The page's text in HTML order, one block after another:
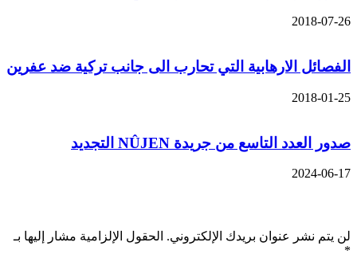
2018-07-26
الفصائل الارهابية التي تحارب الى جانب تركية ضد عفرين
2018-01-25
صدور العدد التاسع من جريدة NÛJEN التجديد
2024-06-17
لن يتم نشر عنوان بريدك الإلكتروني. الحقول الإلزامية مشار إليها بـ
*